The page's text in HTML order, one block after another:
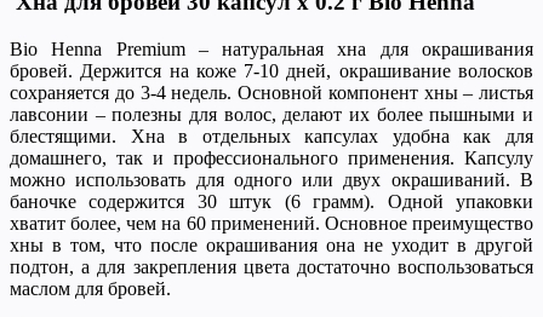
Bio Henna Premium – натуральная хна для окрашивания
бровей. Держится на коже 7-10 дней, окрашивание волосков
сохраняется до 3-4 недель. Основной компонент хны – листья
лавсонии – полезны для волос, делают их более пышными и
блестящими. Хна в отдельных капсулах удобна как для
домашнего, так и профессионального применения. Капсулу
можно использовать для одного или двух окрашиваний. В
баночке содержится 30 штук (6 грамм). Одной упаковки
хватит более, чем на 60 применений. Основное преимущество
хны в том, что после окрашивания она не уходит в другой
подтон, а для закрепления цвета достаточно воспользоваться
маслом для бровей.